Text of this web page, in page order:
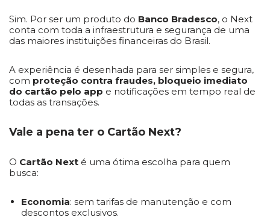
Sim. Por ser um produto do Banco Bradesco, o Next
conta com toda a infraestrutura e segurança de uma
das maiores instituições financeiras do Brasil.
A experiência é desenhada para ser simples e segura,
com proteção contra fraudes, bloqueio imediato
do cartão pelo app e notificações em tempo real de
todas as transações.
Vale a pena ter o Cartão Next?
O Cartão Next é uma ótima escolha para quem
busca:
Economia: sem tarifas de manutenção e com
descontos exclusivos.